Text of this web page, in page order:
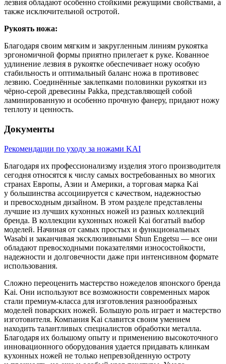
лезвия обладают особенно стойкими режущими свойствами, а
также исключительной остротой.
Рукоять ножа:
Благодаря своим мягким и закругленным линиям рукоятка
эргономичной формы приятно прилегает к руке. Кованное
удлинение лезвия в рукоятке обеспечивает ножу особую
стабильность и оптимальный баланс ножа в противовес
лезвию. Соединённые заклепками половинки рукоятки из
чёрно-серой древесины Pakka, представляющей собой
ламинированную и особенно прочную фанеру, придают ножу
теплоту и ценность.
Документы
Рекомендации по уходу за ножами KAI
Благодаря их профессионализму изделия этого производителя
сегодня относятся к числу самых востребованных во многих
странах Европы, Азии и Америки, а торговая марка Kai
у большинства ассоциируется с качеством, надежностью
и превосходным дизайном. В этом разделе представлены
лучшие из лучших кухонных ножей из разных коллекций
бренда. В коллекции кухонных ножей Kai богатый выбор
моделей. Начиная от самых простых и функциональных
Wasabi и заканчивая эксклюзивными Shun Engetsu — все они
обладают превосходными показателями износостойкости,
надежности и долговечности даже при интенсивном формате
использования.
Сложно переоценить мастерство ножеделов японского бренда
Kai. Они используют все возможности современных марок
стали премиум-класса для изготовления разнообразных
моделей поварских ножей. Большую роль играет и мастерство
изготовителя. Компания Kai славится своим умением
находить талантливых специалистов обработки металла.
Благодаря их большому опыту и применению высокоточного
инновационного оборудования удается придавать клинкам
кухонных ножей не только непревзойденную остроту